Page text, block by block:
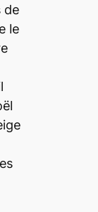
de
le